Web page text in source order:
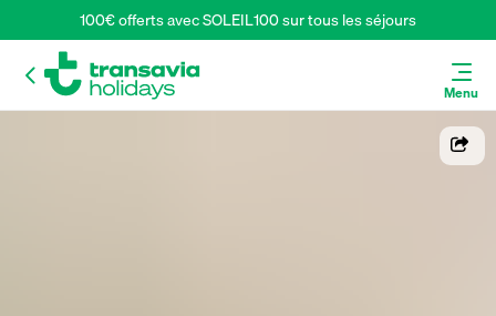
100€ offerts avec SOLEIL100 sur tous les séjours
Menu